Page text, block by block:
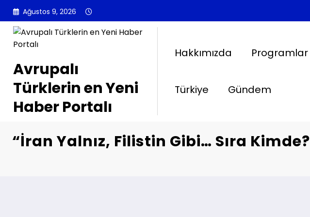
İçeriğe
atla
Ağustos 9, 2026
Avrupalı
Türklerin en Yeni
Haber Portalı
Hakkımızda Programlar
Türkiye Gündem
“İran Yalnız, Filistin Gibi… Sıra Kimde?